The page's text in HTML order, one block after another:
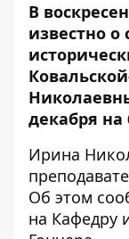
В
известно о
декабря на
Ирина
Об этом
на Кафедру